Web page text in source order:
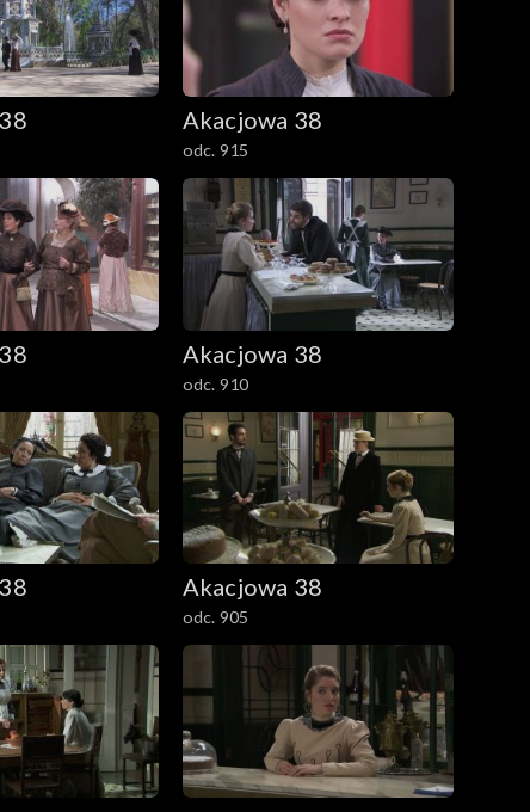
Akacjowa 38
odc. 915
Akacjowa 38
odc. 910
Akacjowa 38
odc. 905